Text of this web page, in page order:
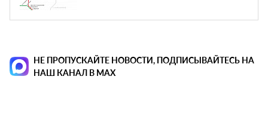
НЕ ПРОПУСКАЙТЕ НОВОСТИ, ПОДПИСЫВАЙТЕСЬ НА
НАШ КАНАЛ В MAX